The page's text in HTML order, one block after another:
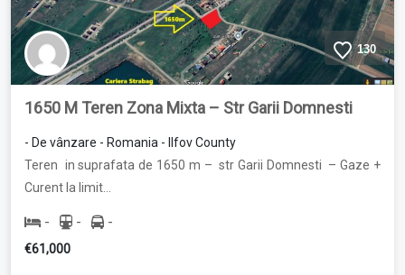
130
1650 M Teren Zona Mixta – Str Garii Domnesti
- De vânzare - Romania - Ilfov County
Teren in suprafata de 1650 m – str Garii Domnesti – Gaze +
Curent la limit…
- - -
€61,000